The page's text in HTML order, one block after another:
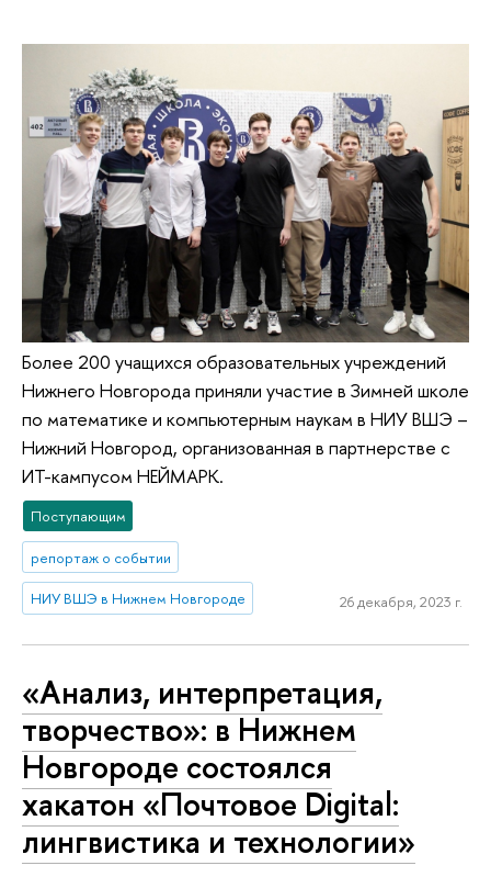
Более 200 учащихся образовательных учреждений
Нижнего Новгорода приняли участие в Зимней школе
по математике и компьютерным наукам в НИУ ВШЭ –
Нижний Новгород, организованная в партнерстве с
ИТ-кампусом НЕЙМАРК.
Поступающим
репортаж о событии
НИУ ВШЭ в Нижнем Новгороде 26 декабря, 2023 г.
«Анализ, интерпретация,
творчество»: в Нижнем
Новгороде состоялся
хакатон «Почтовое Digital:
лингвистика и технологии»